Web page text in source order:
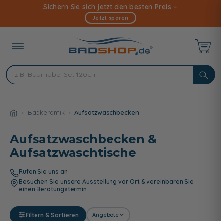
Inhalt
Sichern Sie sich jetzt den besten Preis –
Jetzt sparen
Badkeramik Aufsatzwaschbecken
Aufsatzwaschbecken &
Aufsatzwaschtische
Rufen Sie uns an
Besuchen Sie unsere Ausstellung vor Ort & vereinbaren Sie
einen Beratungstermin
Filtern & Sortieren Angebote